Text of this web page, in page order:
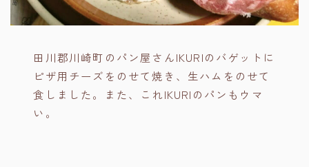
田川郡川崎町のパン屋さんIKURIのバゲットに
ピザ用チーズをのせて焼き、生ハムをのせて
食しました。また、これIKURIのパンもウマ
い。